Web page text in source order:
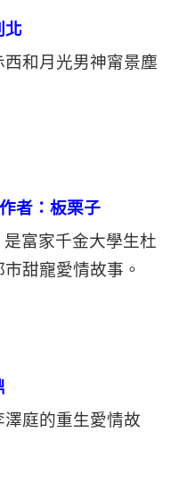
北
西和月光男神甯景塵
者：板栗子
富家千金大學生杜
甜寵愛情故事。
澤庭的重生愛情故